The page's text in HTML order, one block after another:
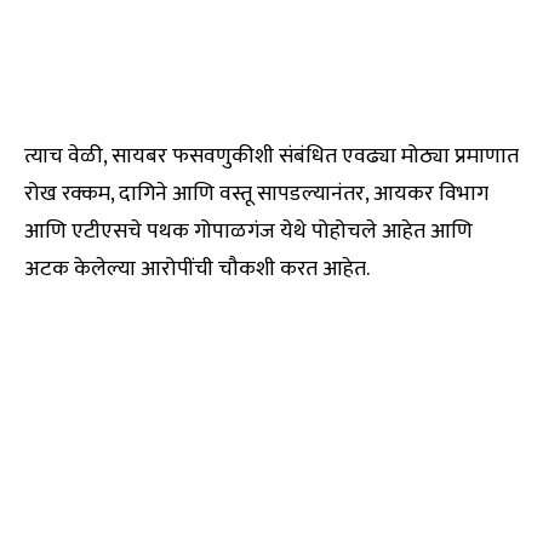
त्याच वेळी, सायबर फसवणुकीशी संबंधित एवढ्या मोठ्या प्रमाणात
रोख रक्कम, दागिने आणि वस्तू सापडल्यानंतर, आयकर विभाग
आणि एटीएसचे पथक गोपाळगंज येथे पोहोचले आहेत आणि
अटक केलेल्या आरोपींची चौकशी करत आहेत.